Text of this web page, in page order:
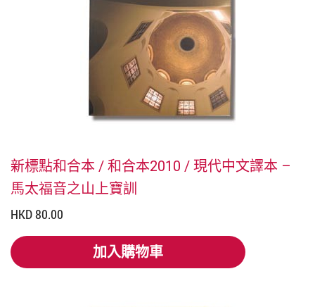
新標點和合本 / 和合本2010 / 現代中文譯本 –
馬太福音之山上寶訓
HKD 80.00
加入購物車
加入購物車